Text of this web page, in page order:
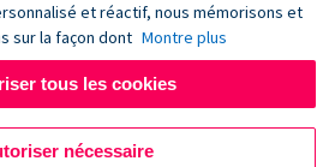
et réactif, nous mémorisons et
sur la façon dont Montre plus
tous les cookies
nécessaire